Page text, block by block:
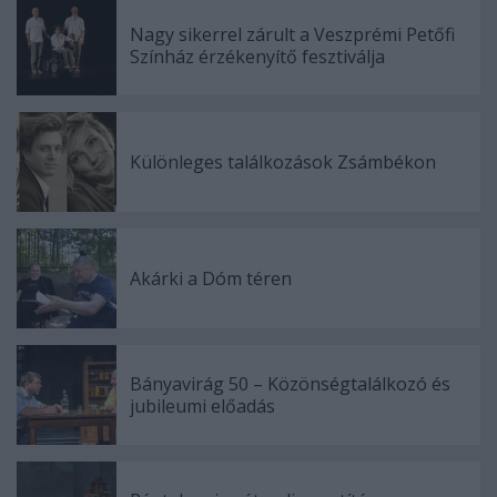
Nagy sikerrel zárult a Veszprémi Petőfi
Színház érzékenyítő fesztiválja
Különleges találkozások Zsámbékon
Akárki a Dóm téren
Bányavirág 50 – Közönségtalálkozó és
jubileumi előadás